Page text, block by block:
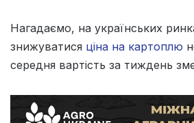
Нагадаємо, на українських
знижуватися ціна на картоплю
середня вартість за тиждень